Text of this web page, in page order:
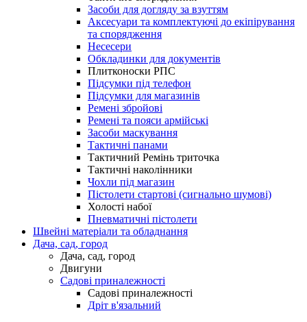
Засоби для догляду за взуттям
Аксесуари та комплектуючі до екіпірування
та спорядження
Несесери
Обкладинки для документів
Плитконоски РПС
Підсумки під телефон
Підсумки для магазинів
Ремені збройові
Ремені та пояси армійські
Засоби маскування
Тактичні панами
Тактичний Ремінь триточка
Тактичні наколінники
Чохли під магазин
Пістолети стартові (сигнально шумові)
Холості набої
Пневматичні пістолети
Швейні матеріали та обладнання
Дача, сад, город
Дача, сад, город
Двигуни
Садові приналежності
Садові приналежності
Дріт в'язальний